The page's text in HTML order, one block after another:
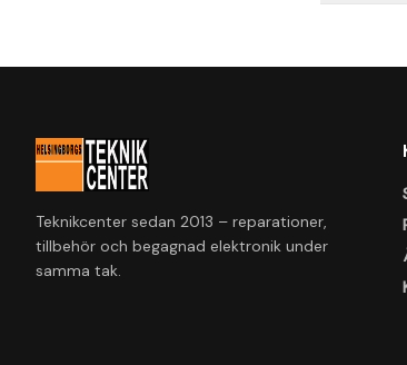
Teknikcenter sedan 2013 – reparationer,
tillbehör och begagnad elektronik under
samma tak.